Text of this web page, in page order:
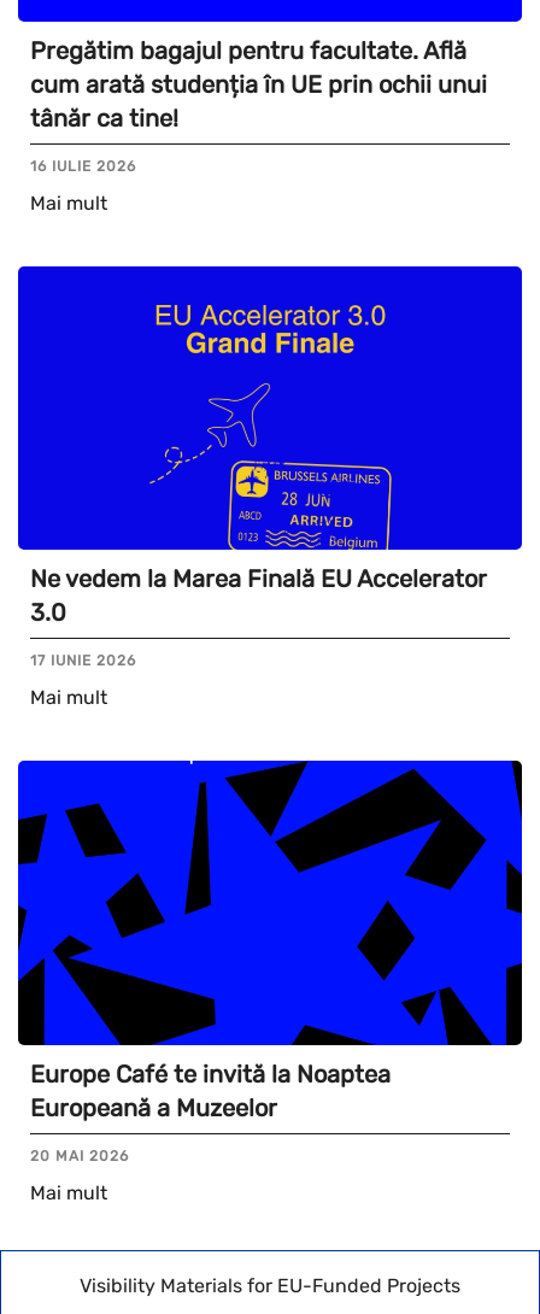
Pregătim bagajul pentru facultate. Află
cum arată studenția în UE prin ochii unui
tânăr ca tine!
16 IULIE 2026
Mai mult
Ne vedem la Marea Finală EU Accelerator
3.0
17 IUNIE 2026
Mai mult
Europe Café te invită la Noaptea
Europeană a Muzeelor
20 MAI 2026
Mai mult
Visibility Materials for EU-Funded Projects